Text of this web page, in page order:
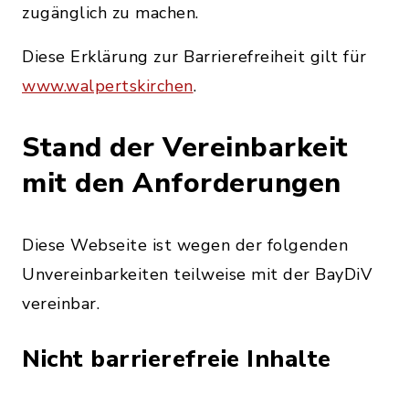
zugänglich zu machen.
Diese Erklärung zur Barrierefreiheit gilt für
www.walpertskirchen.
Stand der Vereinbarkeit
mit den Anforderungen
Diese Webseite ist wegen der folgenden
Unvereinbarkeiten teilweise mit der BayDiV
vereinbar.
Nicht barrierefreie Inhalte